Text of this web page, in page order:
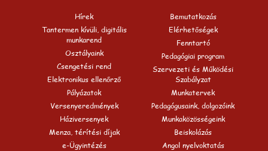
Hírek
Tantermen kívüli, digitális
munkarend
Osztályaink
Csengetési rend
Elektronikus ellenőrző
Pályázatok
Versenyeredmények
Háziversenyek
Menza, térítési díjak
e-Ügyintézés
Bemutatkozás
Elérhetőségek
Fenntartó
Pedagógiai program
Szervezeti és Működési
Szabályzat
Munkatervek
Pedagógusaink, dolgozóink
Munkaközösségeink
Beiskolázás
Angol nyelvoktatás